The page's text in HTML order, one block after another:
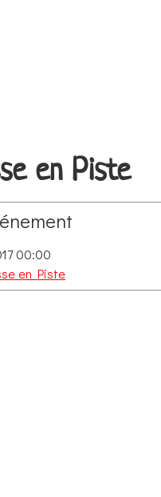
en Piste
00:00
en Piste